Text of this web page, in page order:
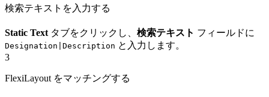
検索テキストを入力する
Static Text タブをクリックし、 検索テキスト フィールドに
Designation|Description と入力します。
3
FlexiLayout をマッチングする